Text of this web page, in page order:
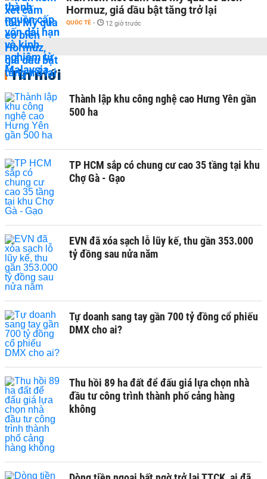
Hormuz, giá dầu bật tăng trở lại
QUỐC TẾ - 12 giờ trước
Tin mới
Thành lập khu công nghệ cao Hưng Yên gần
500 ha
TP HCM sắp có chung cư cao 35 tầng tại khu
Chợ Gà - Gạo
EVN đã xóa sạch lỗ lũy kế, thu gần 353.000
tỷ đồng sau nửa năm
Tự doanh sang tay gần 700 tỷ đồng cổ phiếu
DMX cho ai?
Thu hồi 89 ha đất để đấu giá lựa chọn nhà
đầu tư công trình thành phố cảng hàng
không